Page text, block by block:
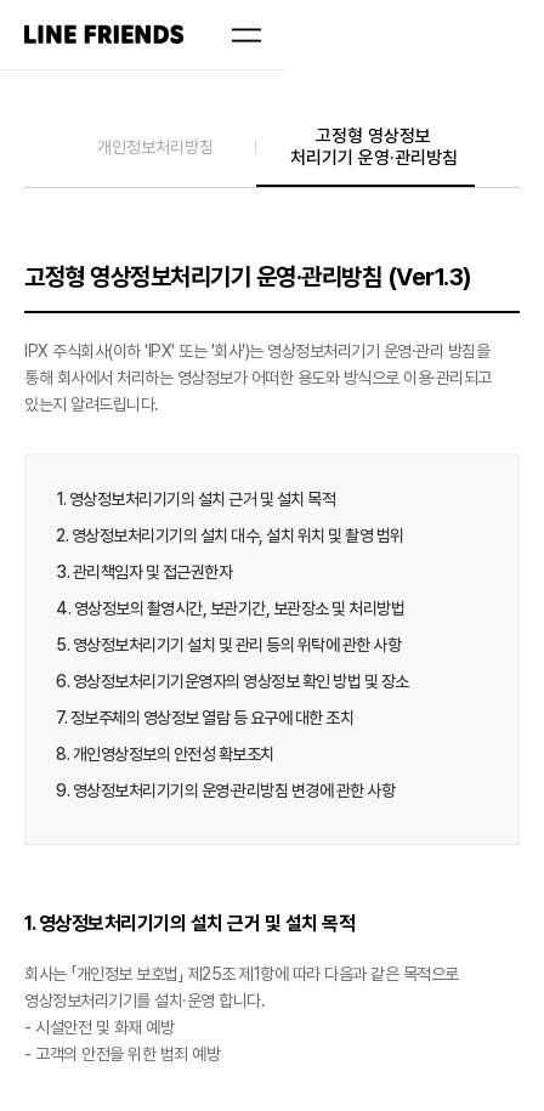
개인정보처리방침
고정형 영상정보
처리기기 운영·관리방침
고정형 영상정보처리기기 운영·관리방침 (Ver1.3)
IPX 주식회사(이하 'IPX' 또는 '회사')는 영상정보처리기기 운영·관리 방침을
통해 회사에서 처리하는 영상정보가 어떠한 용도와 방식으로 이용·관리되고
있는지 알려드립니다.
1. 영상정보처리기기의 설치 근거 및 설치 목적
2. 영상정보처리기기의 설치 대수, 설치 위치 및 촬영 범위
3. 관리책임자 및 접근권한자
4. 영상정보의 촬영시간, 보관기간, 보관장소 및 처리방법
5. 영상정보처리기기 설치 및 관리 등의 위탁에 관한 사항
6. 영상정보처리기기운영자의 영상정보 확인 방법 및 장소
7. 정보주체의 영상정보 열람 등 요구에 대한 조치
8. 개인영상정보의 안전성 확보조치
9. 영상정보처리기기의 운영·관리방침 변경에 관한 사항
1. 영상정보처리기기의 설치 근거 및 설치 목적
회사는 「개인정보 보호법」 제25조 제1항에 따라 다음과 같은 목적으로
영상정보처리기기를 설치·운영 합니다.
- 시설안전 및 화재 예방
- 고객의 안전을 위한 범죄 예방